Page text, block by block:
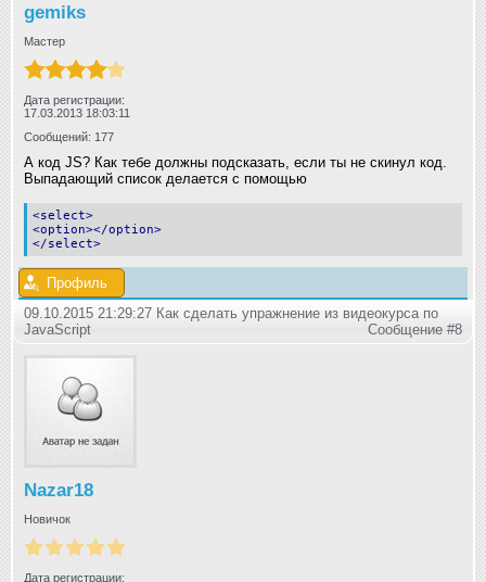
gemiks
Мастер
Дата регистрации:
17.03.2013 18:03:11
Сообщений: 177
А код JS? Как тебе должны подсказать, если ты не скинул код.
Выпадающий список делается с помощью
<select>
<option></option>
</select>
Профиль
09.10.2015 21:29:27 Как сделать упражнение из видеокурса по
JavaScript
Сообщение #8
Nazar18
Новичок
Дата регистрации: